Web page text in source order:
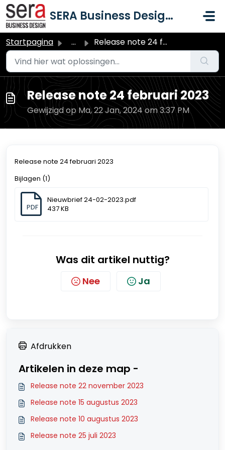
Doorgaan naar hoofdinhoud
SERA Business Design B.V.
Startpagina ... Release note 24 februari 2023
Release note 24 februari 2023
Gewijzigd op Ma, 22 Jan, 2024 om 3:37 PM
Release note 24 februari 2023
Bijlagen (1)
PDF
Nieuwbrief 24-02-2023.pdf
437 KB
Was dit artikel nuttig?
Nee Ja
Afdrukken
Artikelen in deze map -
Release note 22 november 2023
Release note 15 augustus 2023
Release note 10 augustus 2023
Release note 25 juli 2023